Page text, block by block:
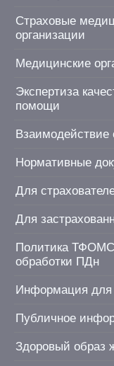
Страховые
организации
Медицинские
Экспертиза
помощи
Нормативные
Для
Для
Политика
обработки ПДн
Информация
Публичное
Здоровый образ